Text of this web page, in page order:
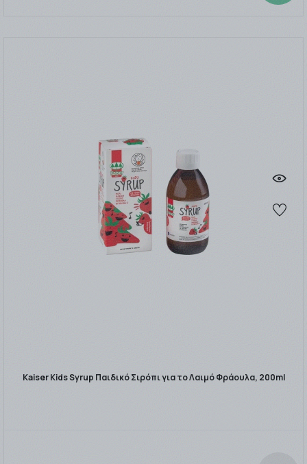
Kaiser Kids Syrup Παιδικό Σιρόπι για το Λαιμό Φράουλα, 200ml